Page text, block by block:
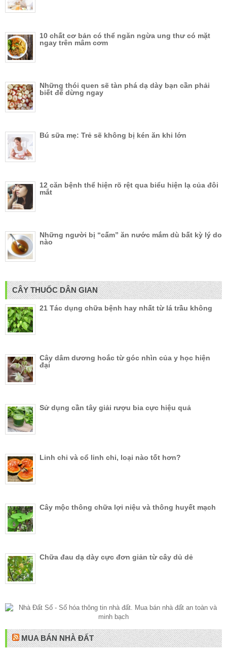
10 chất cơ bản có thể ngăn ngừa ung thư có mặt
ngay trên mâm cơm
Những thói quen sẽ tàn phá dạ dày bạn cần phải
biết để dừng ngay
Bú sữa mẹ: Trẻ sẽ không bị kén ăn khi lớn
12 căn bệnh thể hiện rõ rệt qua biểu hiện lạ của đôi
mắt
Những người bị “cấm” ăn nước mắm dù bất kỳ lý do
nào
CÂY THUỐC DÂN GIAN
21 Tác dụng chữa bệnh hay nhất từ lá trầu không
Cây dâm dương hoắc từ góc nhìn của y học hiện
đại
Sử dụng cần tây giải rượu bia cực hiệu quả
Linh chi và cổ linh chi, loại nào tốt hơn?
Cây mộc thông chữa lợi niệu và thông huyết mạch
Chữa đau dạ dày cực đơn giản từ cây dủ dẻ
MUA BÁN NHÀ ĐẤT